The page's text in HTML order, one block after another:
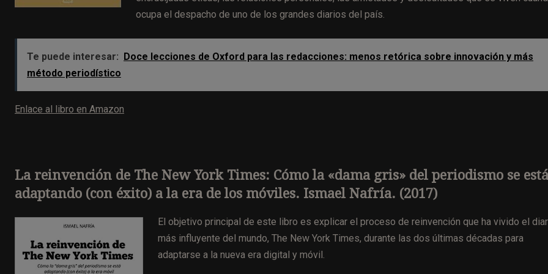
ocupa el despacho de uno de los grandes diarios del país.
Te puede interesar: Doce lecciones de Oxford para las redacciones: menos retórica sobre innovación y más
método periodístico
Enlace al libro en Amazon
La reinvención de The New York Times: Cómo la «dama gris» del periodismo se está
adaptando (con éxito) a la era de los móviles. Ismael Nafría. (2017)
El objetivo principal de este libro es explicar el proceso de reinvención que ha vivido el
más influyente del mundo, The New York Times, durante las dos últimas décadas para
adaptarse a la nueva era digital y móvil.